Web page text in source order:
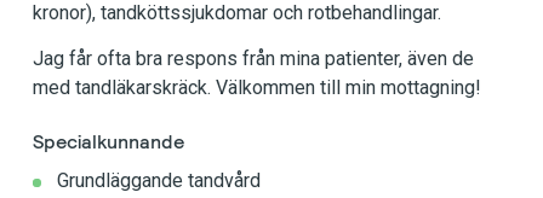
kronor), tandköttssjukdomar och rotbehandlingar.
Jag får ofta bra respons från mina patienter, även de
med tandläkarskräck. Välkommen till min mottagning!
Specialkunnande
Grundläggande tandvård